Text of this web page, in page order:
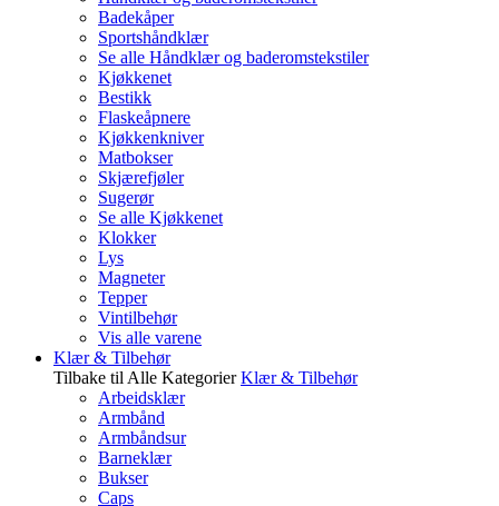
Badekåper
Sportshåndklær
Se alle Håndklær og baderomstekstiler
Kjøkkenet
Bestikk
Flaskeåpnere
Kjøkkenkniver
Matbokser
Skjærefjøler
Sugerør
Se alle Kjøkkenet
Klokker
Lys
Magneter
Tepper
Vintilbehør
Vis alle varene
Klær & Tilbehør
Tilbake til Alle Kategorier Klær & Tilbehør
Arbeidsklær
Armbånd
Armbåndsur
Barneklær
Bukser
Caps